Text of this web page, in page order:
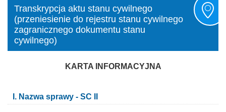
Transkrypcja aktu stanu cywilnego
(przeniesienie do rejestru stanu cywilnego
zagranicznego dokumentu stanu
cywilnego)
KARTA INFORMACYJNA
I. Nazwa sprawy - SC II